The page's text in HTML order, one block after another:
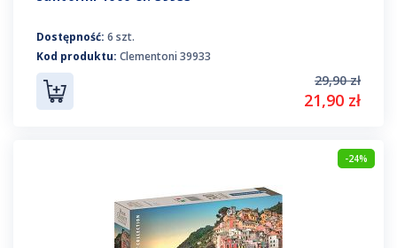
Dostępność: 6 szt.
Kod produktu: Clementoni 39933
29,90 zł
21,90 zł
-24%